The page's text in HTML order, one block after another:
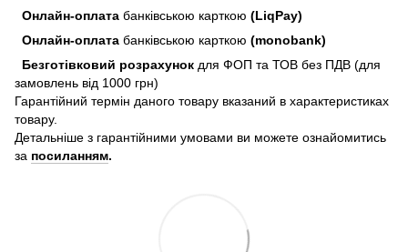
Онлайн-оплата банківською карткою (LiqPay)
Онлайн-оплата банківською карткою (monobank)
Безготівковий розрахунок для ФОП та ТОВ без ПДВ (для
замовлень від 1000 грн)
Гарантійний термін даного товару вказаний в характеристиках
товару.
Детальніше з гарантійними умовами ви можете ознайомитись
за посиланням.